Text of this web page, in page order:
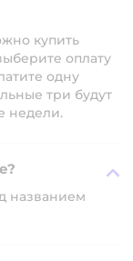
купить
оплату
одну
три будут
недели.
названием